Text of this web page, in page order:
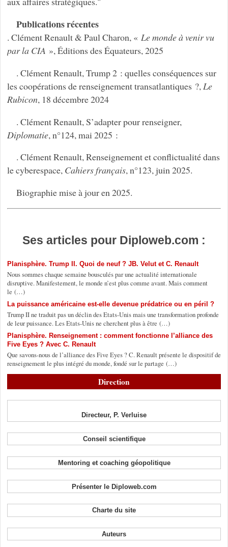
Publications récentes
. Clément Renault & Paul Charon, « Le monde à venir vu
par la CIA », Éditions des Équateurs, 2025
. Clément Renault, Trump 2 : quelles conséquences sur
les coopérations de renseignement transatlantiques ?, Le
Rubicon, 18 décembre 2024
. Clément Renault, S’adapter pour renseigner,
Diplomatie, n°124, mai 2025 :
. Clément Renault, Renseignement et conflictualité dans
le cyberespace, Cahiers français, n°123, juin 2025.
Biographie mise à jour en 2025.
Ses articles pour Diploweb.com :
Planisphère. Trump II. Quoi de neuf ? JB. Velut et C. Renault
Nous sommes chaque semaine bousculés par une actualité internationale
disruptive. Manifestement, le monde n’est plus comme avant. Mais comment
le (…)
La puissance américaine est-elle devenue prédatrice ou en péril ?
Trump II ne traduit pas un déclin des Etats-Unis mais une transformation profonde
de leur puissance. Les Etats-Unis ne cherchent plus à être (…)
Planisphère. Renseignement : comment fonctionne l’alliance des
Five Eyes ? Avec C. Renault
Que savons-nous de l’alliance des Five Eyes ? C. Renault présente le dispositif de
renseignement le plus intégré du monde, fondé sur le partage (…)
Direction
Directeur, P. Verluise
Conseil scientifique
Mentoring et coaching géopolitique
Présenter le Diploweb.com
Charte du site
Auteurs